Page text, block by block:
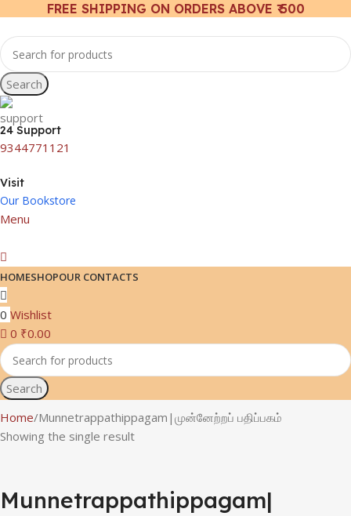
FREE SHIPPING ON ORDERS ABOVE ₹ 500
Search
24 Support
9344771121
Visit
Our Bookstore
Menu
HOMESHOPOUR CONTACTS
0 Wishlist
0 ₹0.00
Search
Home Munnetrappathippagam|முன்னேற்றப் பதிப்பகம்
Showing the single result
Munnetrappathippagam|